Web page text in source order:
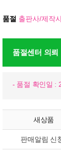
품절 출판사/제작
품절센터 의뢰
- 품절 확인일 :
새상품
판매알림 신